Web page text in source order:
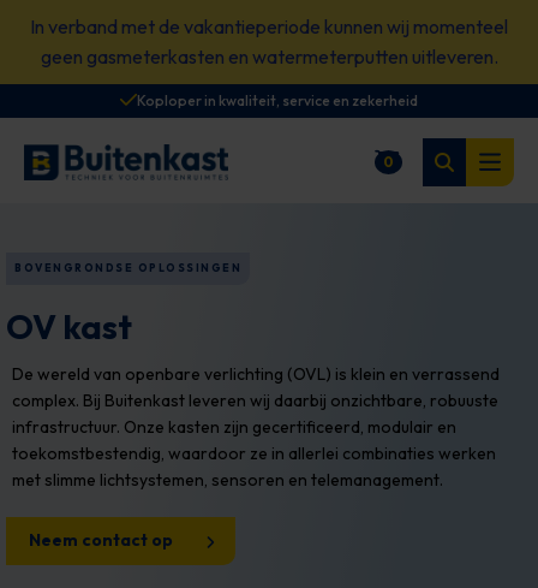
content
In verband met de vakantieperiode kunnen wij momenteel
geen gasmeterkasten en watermeterputten uitleveren.
Koploper in kwaliteit, service en zekerheid
0
Winkelwagen
Zoeken
Open
OV kast
BOVENGRONDSE OPLOSSINGEN
De wereld van openbare verlichting (OVL) is klein en verrassend
complex. Bij Buitenkast leveren wij daarbij onzichtbare, robuuste
infrastructuur. Onze kasten zijn gecertificeerd, modulair en
toekomstbestendig, waardoor ze in allerlei combinaties werken
met slimme lichtsystemen, sensoren en telemanagement.
Neem contact op